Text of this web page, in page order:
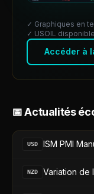
✓ Graphiques en
✓ USOIL disponible
Accéder à
📅 Actualités
USD ISM PMI
NZD Variation de